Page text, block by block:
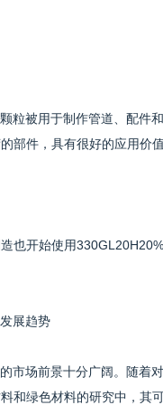
粒被用于制作管道、配件
部件，具有很好的应用价
也开始使用
展趋势
市场前景十分广阔。随着
和绿色材料的研究中，